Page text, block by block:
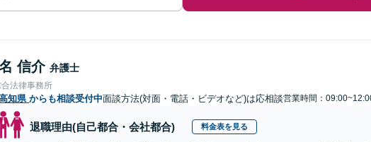
信介 弁護士
法律事務所
知県 からも相談受付中面談方法(対面・電話・ビデオなど)は応相談営業時間：
退職理由(自己都合・会社都合) 料金表を見る